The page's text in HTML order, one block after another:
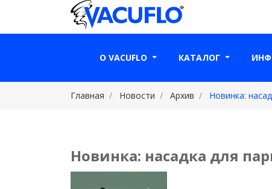
О VACUFLO КАТАЛОГ
Главная Новости Архив Новинка:
Новинка: насадка для